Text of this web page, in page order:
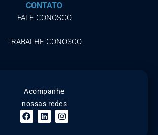
CONTATO
FALE CONOSCO
TRABALHE CONOSCO
Acompanhe
nossas redes